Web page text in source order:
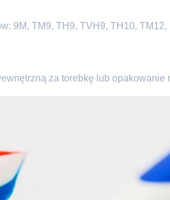
9M, TM9, TH9, TVH9, TH10,
za torebkę lub opakowanie